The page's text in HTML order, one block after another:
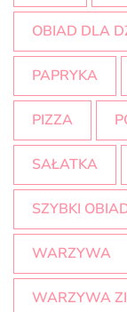
OBIAD DLA
PAPRYKA
PIZZA
SAŁATKA
SZYBKI
WARZYWA
WARZYWA